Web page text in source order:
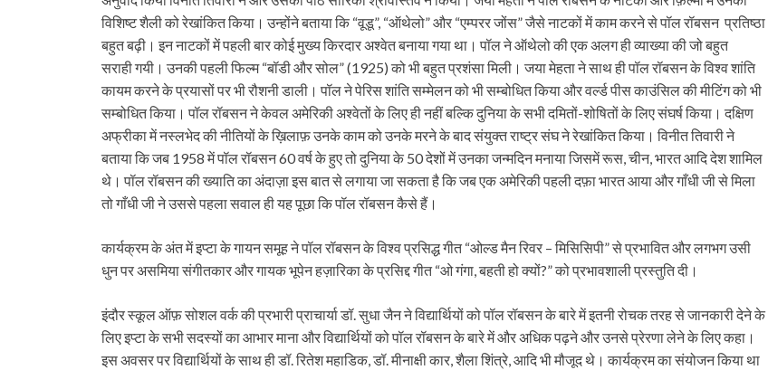
विशिष्ट शैली को रेखांकित किया। उन्होंने बताया कि “वूडू”, “ऑथेलो” और “एम्परर जोंस” जैसे नाटकों में काम करने से पॉल रॉबसन प्रतिष्ठा
बहुत बढ़ी। इन नाटकों में पहली बार कोई मुख्य किरदार अश्वेत बनाया गया था। पॉल ने ऑथेलो की एक अलग ही व्याख्या की जो बहुत
सराही गयी। उनकी पहली फिल्म “बॉडी और सोल” (1925) को भी बहुत प्रशंसा मिली। जया मेहता ने साथ ही पॉल रॉबसन के विश्व शांति
कायम करने के प्रयासों पर भी रौशनी डाली। पॉल ने पेरिस शांति सम्मेलन को भी सम्बोधित किया और वर्ल्ड पीस काउंसिल की मीटिंग को भी
सम्बोधित किया। पॉल रॉबसन ने केवल अमेरिकी अश्वेतों के लिए ही नहीं बल्कि दुनिया के सभी दमितों-शोषितों के लिए संघर्ष किया। दक्षिण
अफ्रीका में नस्लभेद की नीतियों के ख़िलाफ़ उनके काम को उनके मरने के बाद संयुक्त राष्ट्र संघ ने रेखांकित किया। विनीत तिवारी ने
बताया कि जब 1958 में पॉल रॉबसन 60 वर्ष के हुए तो दुनिया के 50 देशों में उनका जन्मदिन मनाया जिसमें रूस, चीन, भारत आदि देश शामिल
थे। पॉल रॉबसन की ख्याति का अंदाज़ा इस बात से लगाया जा सकता है कि जब एक अमेरिकी पहली दफ़ा भारत आया और गाँधी जी से मिला
तो गाँधी जी ने उससे पहला सवाल ही यह पूछा कि पॉल रॉबसन कैसे हैं।
कार्यक्रम के अंत में इप्टा के गायन समूह ने पॉल रॉबसन के विश्व प्रसिद्ध गीत “ओल्ड मैन रिवर – मिसिसिपी” से प्रभावित और लगभग उसी
धुन पर असमिया संगीतकार और गायक भूपेन हज़ारिका के प्रसिद्द गीत “ओ गंगा, बहती हो क्यों?” को प्रभावशाली प्रस्तुति दी।
इंदौर स्कूल ऑफ़ सोशल वर्क की प्रभारी प्राचार्या डॉ. सुधा जैन ने विद्यार्थियों को पॉल रॉबसन के बारे में इतनी रोचक तरह से जानकारी देने के
लिए इप्टा के सभी सदस्यों का आभार माना और विद्यार्थियों को पॉल रॉबसन के बारे में और अधिक पढ़ने और उनसे प्रेरणा लेने के लिए कहा।
इस अवसर पर विद्यार्थियों के साथ ही डॉ. रितेश महाडिक, डॉ. मीनाक्षी कार, शैला शिंत्रे, आदि भी मौजूद थे। कार्यक्रम का संयोजन किया था